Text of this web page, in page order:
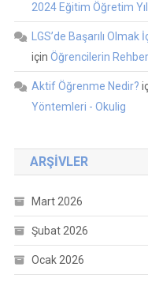
2024 Eğitim Öğretim
LGS’de Başarılı Olmak
için Öğrencilerin
Aktif Öğrenme Nedir?
Yöntemleri - Okulig
ARŞIVLER
Mart 2026
Şubat 2026
Ocak 2026